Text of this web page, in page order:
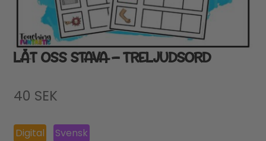
LÅT OSS STAVA – TRELJUDSORD
40 SEK
Digital Svensk